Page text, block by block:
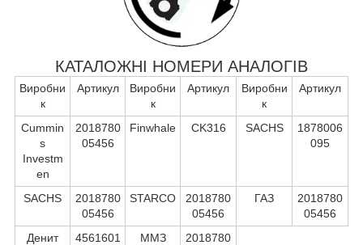
КАТАЛОЖНІ НОМЕРИ АНАЛОГІВ
Виробни
к
Артикул
Виробни
к
Артикул
Виробни
к
Артикул
Cummin
s
Investm
en
2018780
05456
Finwhale CK316 SACHS
1878006
095
SACHS
2018780
05456
STARCO
2018780
05456
ГАЗ
2018780
05456
Денит
4561601
ММЗ
2018780